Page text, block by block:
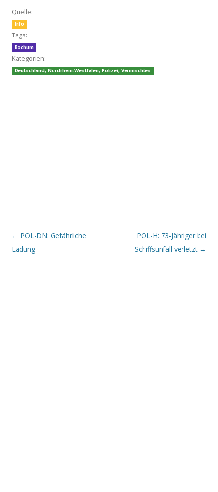
Quelle:
Info
Tags:
Bochum
Kategorien:
Deutschland, Nordrhein-Westfalen, Polizei, Vermischtes
Beitrags-Navigation
← POL-DN: Gefährliche
Ladung
POL-H: 73-Jähriger bei
Schiffsunfall verletzt →